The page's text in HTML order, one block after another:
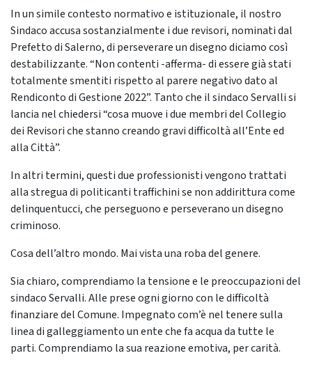
In un simile contesto normativo e istituzionale, il nostro
Sindaco accusa sostanzialmente i due revisori, nominati dal
Prefetto di Salerno, di perseverare un disegno diciamo così
destabilizzante. “Non contenti -afferma- di essere già stati
totalmente smentiti rispetto al parere negativo dato al
Rendiconto di Gestione 2022”. Tanto che il sindaco Servalli si
lancia nel chiedersi “cosa muove i due membri del Collegio
dei Revisori che stanno creando gravi difficoltà all’Ente ed
alla Città”.
In altri termini, questi due professionisti vengono trattati
alla stregua di politicanti traffichini se non addirittura come
delinquentucci, che perseguono e perseverano un disegno
criminoso.
Cosa dell’altro mondo. Mai vista una roba del genere.
Sia chiaro, comprendiamo la tensione e le preoccupazioni del
sindaco Servalli. Alle prese ogni giorno con le difficoltà
finanziare del Comune. Impegnato com’è nel tenere sulla
linea di galleggiamento un ente che fa acqua da tutte le
parti. Comprendiamo la sua reazione emotiva, per carità.